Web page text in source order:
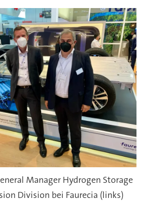
Manager Hydrogen Storage
Division bei Faurecia (links)